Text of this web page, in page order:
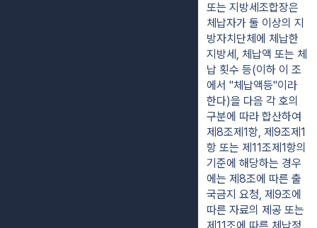
또는 지방세조합장은
체납자가 둘 이상의 지
방자치단체에 체납한
지방세, 체납액 또는 체
납 횟수 등(이하 이 조
에서 "체납액등"이라
한다)을 다음 각 호의
구분에 따라 합산하여
제8조제1항, 제9조제1
항 또는 제11조제1항의
기준에 해당하는 경우
에는 제8조에 따른 출
국금지 요청, 제9조에
따른 자료의 제공 또는